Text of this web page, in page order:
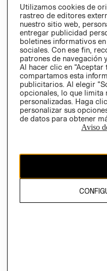
Chile ($)
El contenido de esta página
propiedad de H&M Hennes &
Utilizamos cookies de
rastreo de editores
nuestro sitio web,
entregar publicidad
boletines informativos
sociales. Con ese fin,
patrones de navegación
Al hacer clic en “Aceptar
compartamos esta
publicitarios. Al elegir
opcionales, lo que limita
personalizadas. Haga
personalizar sus
de datos para obtener
Aviso